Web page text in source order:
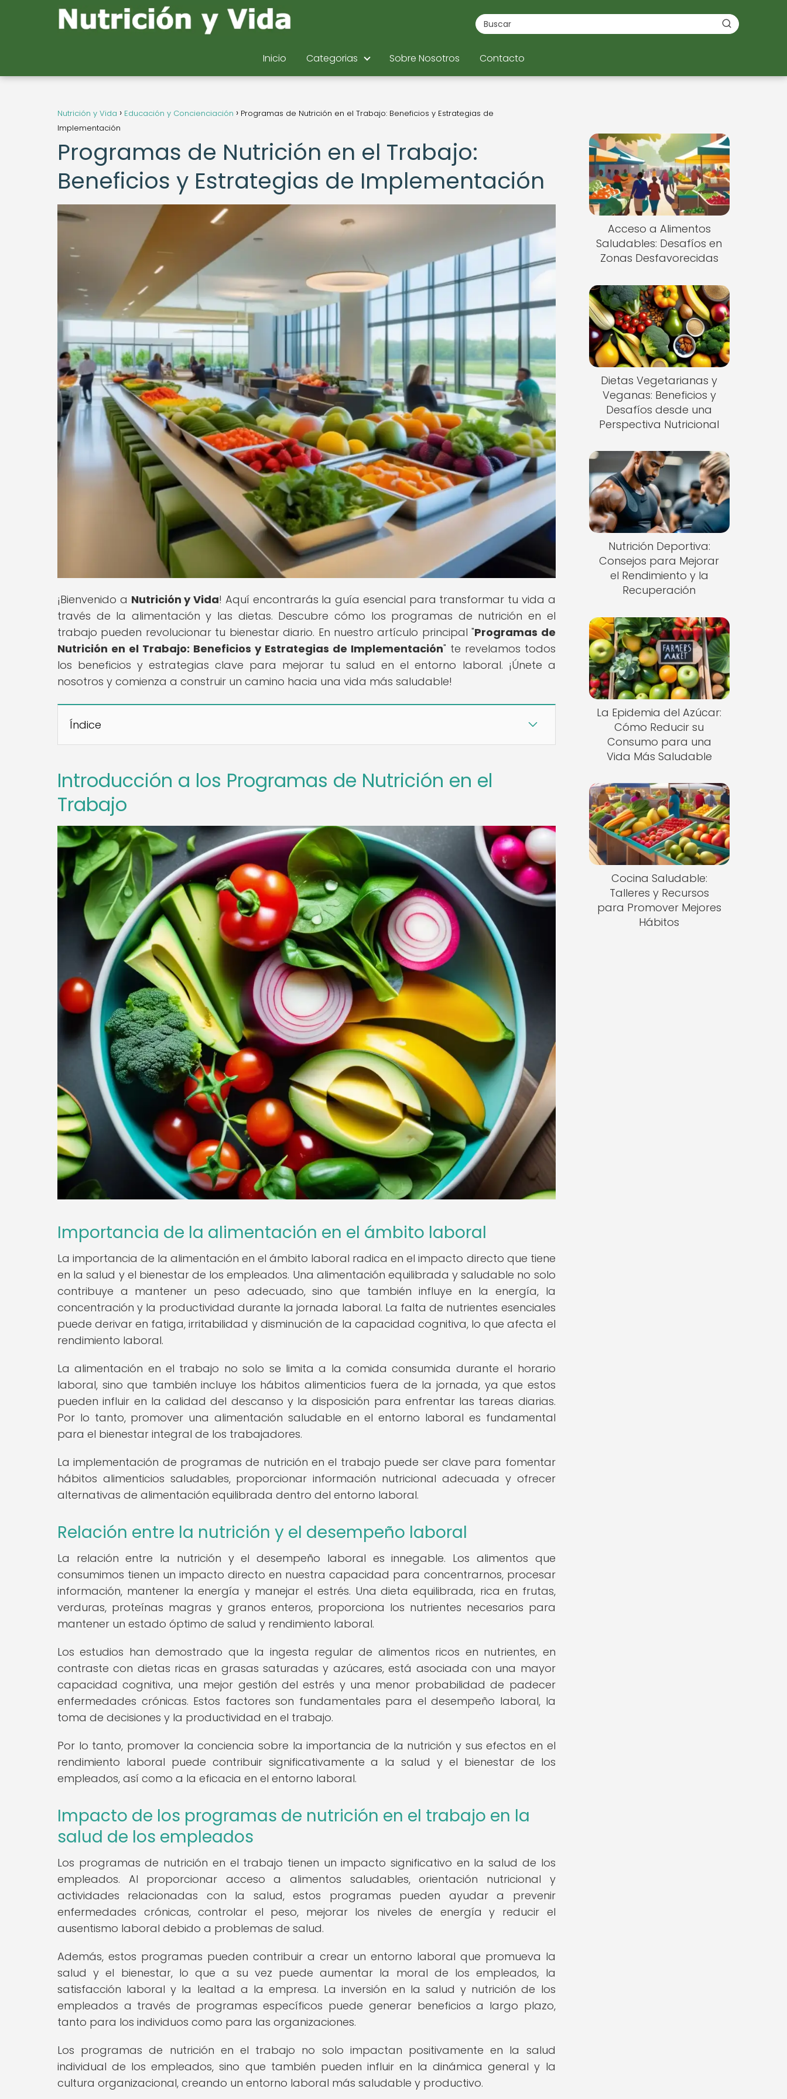
Inicio Categorias Sobre Nosotros Contacto
Nutrición y Vida Educación y Concienciación
Programas de Nutrición en el Trabajo: Beneficios y Estrategias de
Implementación
Programas de Nutrición en el Trabajo:
Beneficios y Estrategias de Implementación
¡Bienvenido a Nutrición y Vida! Aquí encontrarás la guía esencial para transformar tu vida a
través de la alimentación y las dietas. Descubre cómo los programas de nutrición en el
trabajo pueden revolucionar tu bienestar diario. En nuestro artículo principal "Programas de
Nutrición en el Trabajo: Beneficios y Estrategias de Implementación" te revelamos todos
los beneficios y estrategias clave para mejorar tu salud en el entorno laboral. ¡Únete a
nosotros y comienza a construir un camino hacia una vida más saludable!
Índice
Introducción a los Programas de Nutrición en el
Trabajo
Importancia de la alimentación en el ámbito laboral
La importancia de la alimentación en el ámbito laboral radica en el impacto directo que tiene
en la salud y el bienestar de los empleados. Una alimentación equilibrada y saludable no solo
contribuye a mantener un peso adecuado, sino que también influye en la energía, la
concentración y la productividad durante la jornada laboral. La falta de nutrientes esenciales
puede derivar en fatiga, irritabilidad y disminución de la capacidad cognitiva, lo que afecta el
rendimiento laboral.
La alimentación en el trabajo no solo se limita a la comida consumida durante el horario
laboral, sino que también incluye los hábitos alimenticios fuera de la jornada, ya que estos
pueden influir en la calidad del descanso y la disposición para enfrentar las tareas diarias.
Por lo tanto, promover una alimentación saludable en el entorno laboral es fundamental
para el bienestar integral de los trabajadores.
La implementación de programas de nutrición en el trabajo puede ser clave para fomentar
hábitos alimenticios saludables, proporcionar información nutricional adecuada y ofrecer
alternativas de alimentación equilibrada dentro del entorno laboral.
Relación entre la nutrición y el desempeño laboral
La relación entre la nutrición y el desempeño laboral es innegable. Los alimentos que
consumimos tienen un impacto directo en nuestra capacidad para concentrarnos, procesar
información, mantener la energía y manejar el estrés. Una dieta equilibrada, rica en frutas,
verduras, proteínas magras y granos enteros, proporciona los nutrientes necesarios para
mantener un estado óptimo de salud y rendimiento laboral.
Los estudios han demostrado que la ingesta regular de alimentos ricos en nutrientes, en
contraste con dietas ricas en grasas saturadas y azúcares, está asociada con una mayor
capacidad cognitiva, una mejor gestión del estrés y una menor probabilidad de padecer
enfermedades crónicas. Estos factores son fundamentales para el desempeño laboral, la
toma de decisiones y la productividad en el trabajo.
Por lo tanto, promover la conciencia sobre la importancia de la nutrición y sus efectos en el
rendimiento laboral puede contribuir significativamente a la salud y el bienestar de los
empleados, así como a la eficacia en el entorno laboral.
Impacto de los programas de nutrición en el trabajo en la
salud de los empleados
Los programas de nutrición en el trabajo tienen un impacto significativo en la salud de los
empleados. Al proporcionar acceso a alimentos saludables, orientación nutricional y
actividades relacionadas con la salud, estos programas pueden ayudar a prevenir
enfermedades crónicas, controlar el peso, mejorar los niveles de energía y reducir el
ausentismo laboral debido a problemas de salud.
Además, estos programas pueden contribuir a crear un entorno laboral que promueva la
salud y el bienestar, lo que a su vez puede aumentar la moral de los empleados, la
satisfacción laboral y la lealtad a la empresa. La inversión en la salud y nutrición de los
empleados a través de programas específicos puede generar beneficios a largo plazo,
tanto para los individuos como para las organizaciones.
Los programas de nutrición en el trabajo no solo impactan positivamente en la salud
individual de los empleados, sino que también pueden influir en la dinámica general y la
cultura organizacional, creando un entorno laboral más saludable y productivo.
Acceso a Alimentos
Saludables: Desafíos en
Zonas Desfavorecidas
Dietas Vegetarianas y
Veganas: Beneficios y
Desafíos desde una
Perspectiva Nutricional
Nutrición Deportiva:
Consejos para Mejorar
el Rendimiento y la
Recuperación
La Epidemia del Azúcar:
Cómo Reducir su
Consumo para una
Vida Más Saludable
Cocina Saludable:
Talleres y Recursos
para Promover Mejores
Hábitos